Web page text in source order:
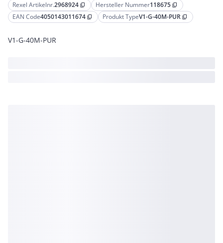
Rexel Artikelnr.2968924 content_copy Hersteller Nummer118675 content_copy
EAN Code4050143011674 content_copy Produkt TypeV1-G-40M-PUR content_copy
V1-G-40M-PUR